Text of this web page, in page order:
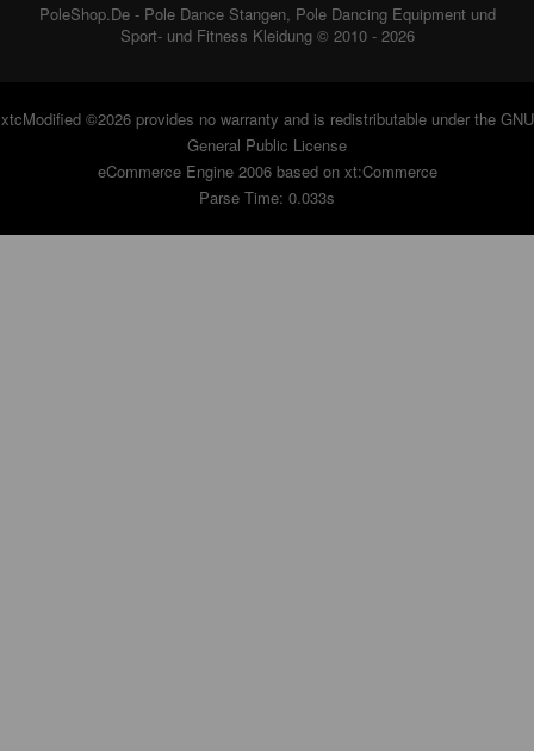
PoleShop.De - Pole Dance Stangen, Pole Dancing Equipment und
Sport- und Fitness Kleidung © 2010 - 2026
xtcModified©2026 provides no warranty and is redistributable under the GNU
General Public License
eCommerce Engine 2006 based on xt:Commerce
Parse Time: 0.033s